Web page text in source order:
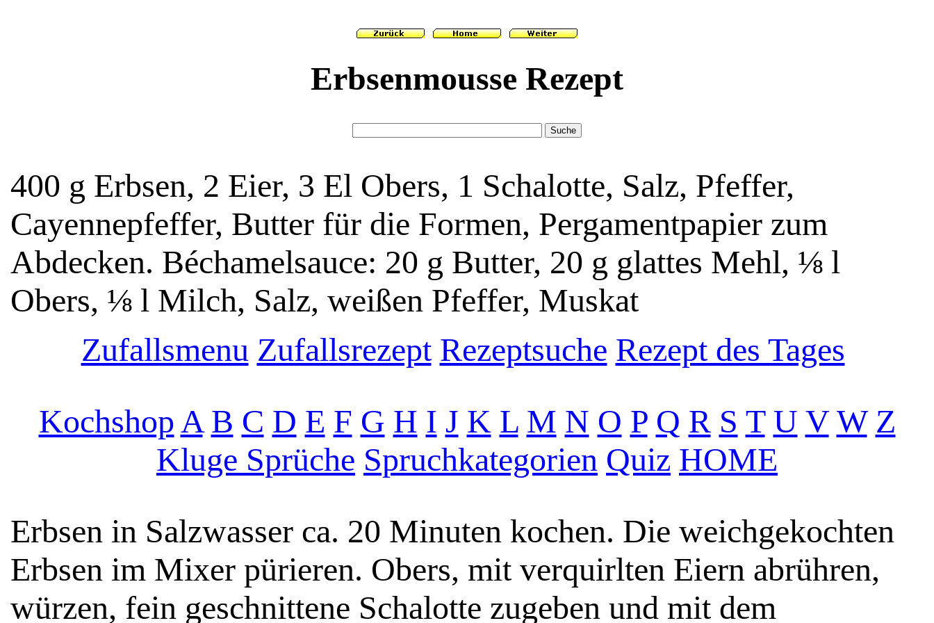
Erbsenmousse Rezept
400 g Erbsen, 2 Eier, 3 El Obers, 1 Schalotte, Salz, Pfeffer,
Cayennepfeffer, Butter für die Formen, Pergamentpapier zum
Abdecken. Béchamelsauce: 20 g Butter, 20 g glattes Mehl, ⅛ l
Obers, ⅛ l Milch, Salz, weißen Pfeffer, Muskat
Zufallsmenu Zufallsrezept Rezeptsuche Rezept des Tages
KochshopA B C D E F G H I J K L M N O P Q R S T U V W Z
Kluge Sprüche Spruchkategorien Quiz HOME
Erbsen in Salzwasser ca. 20 Minuten kochen. Die weichgekochten
Erbsen im Mixer pürieren. Obers, mit verquirlten Eiern abrühren,
würzen, fein geschnittene Schalotte zugeben und mit dem